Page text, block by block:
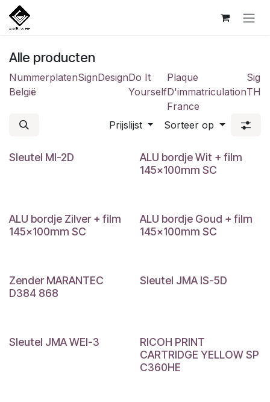
Overslaan naar inhoud
Alle producten
Nummerplaten
België
SignDesignDo It
Yourself
Plaque
D'immatriculation
France
Prijslijst Sorteer op
Sleutel MI-2D
ALU bordje Wit + film
145x100mm SC
ALU bordje Zilver + film
145x100mm SC
ALU bordje Goud + film
145x100mm SC
Zender MARANTEC
D384 868
Sleutel JMA IS-5D
Sleutel JMA WEI-3
RICOH PRINT
CARTRIDGE YELLOW SP
C360HE